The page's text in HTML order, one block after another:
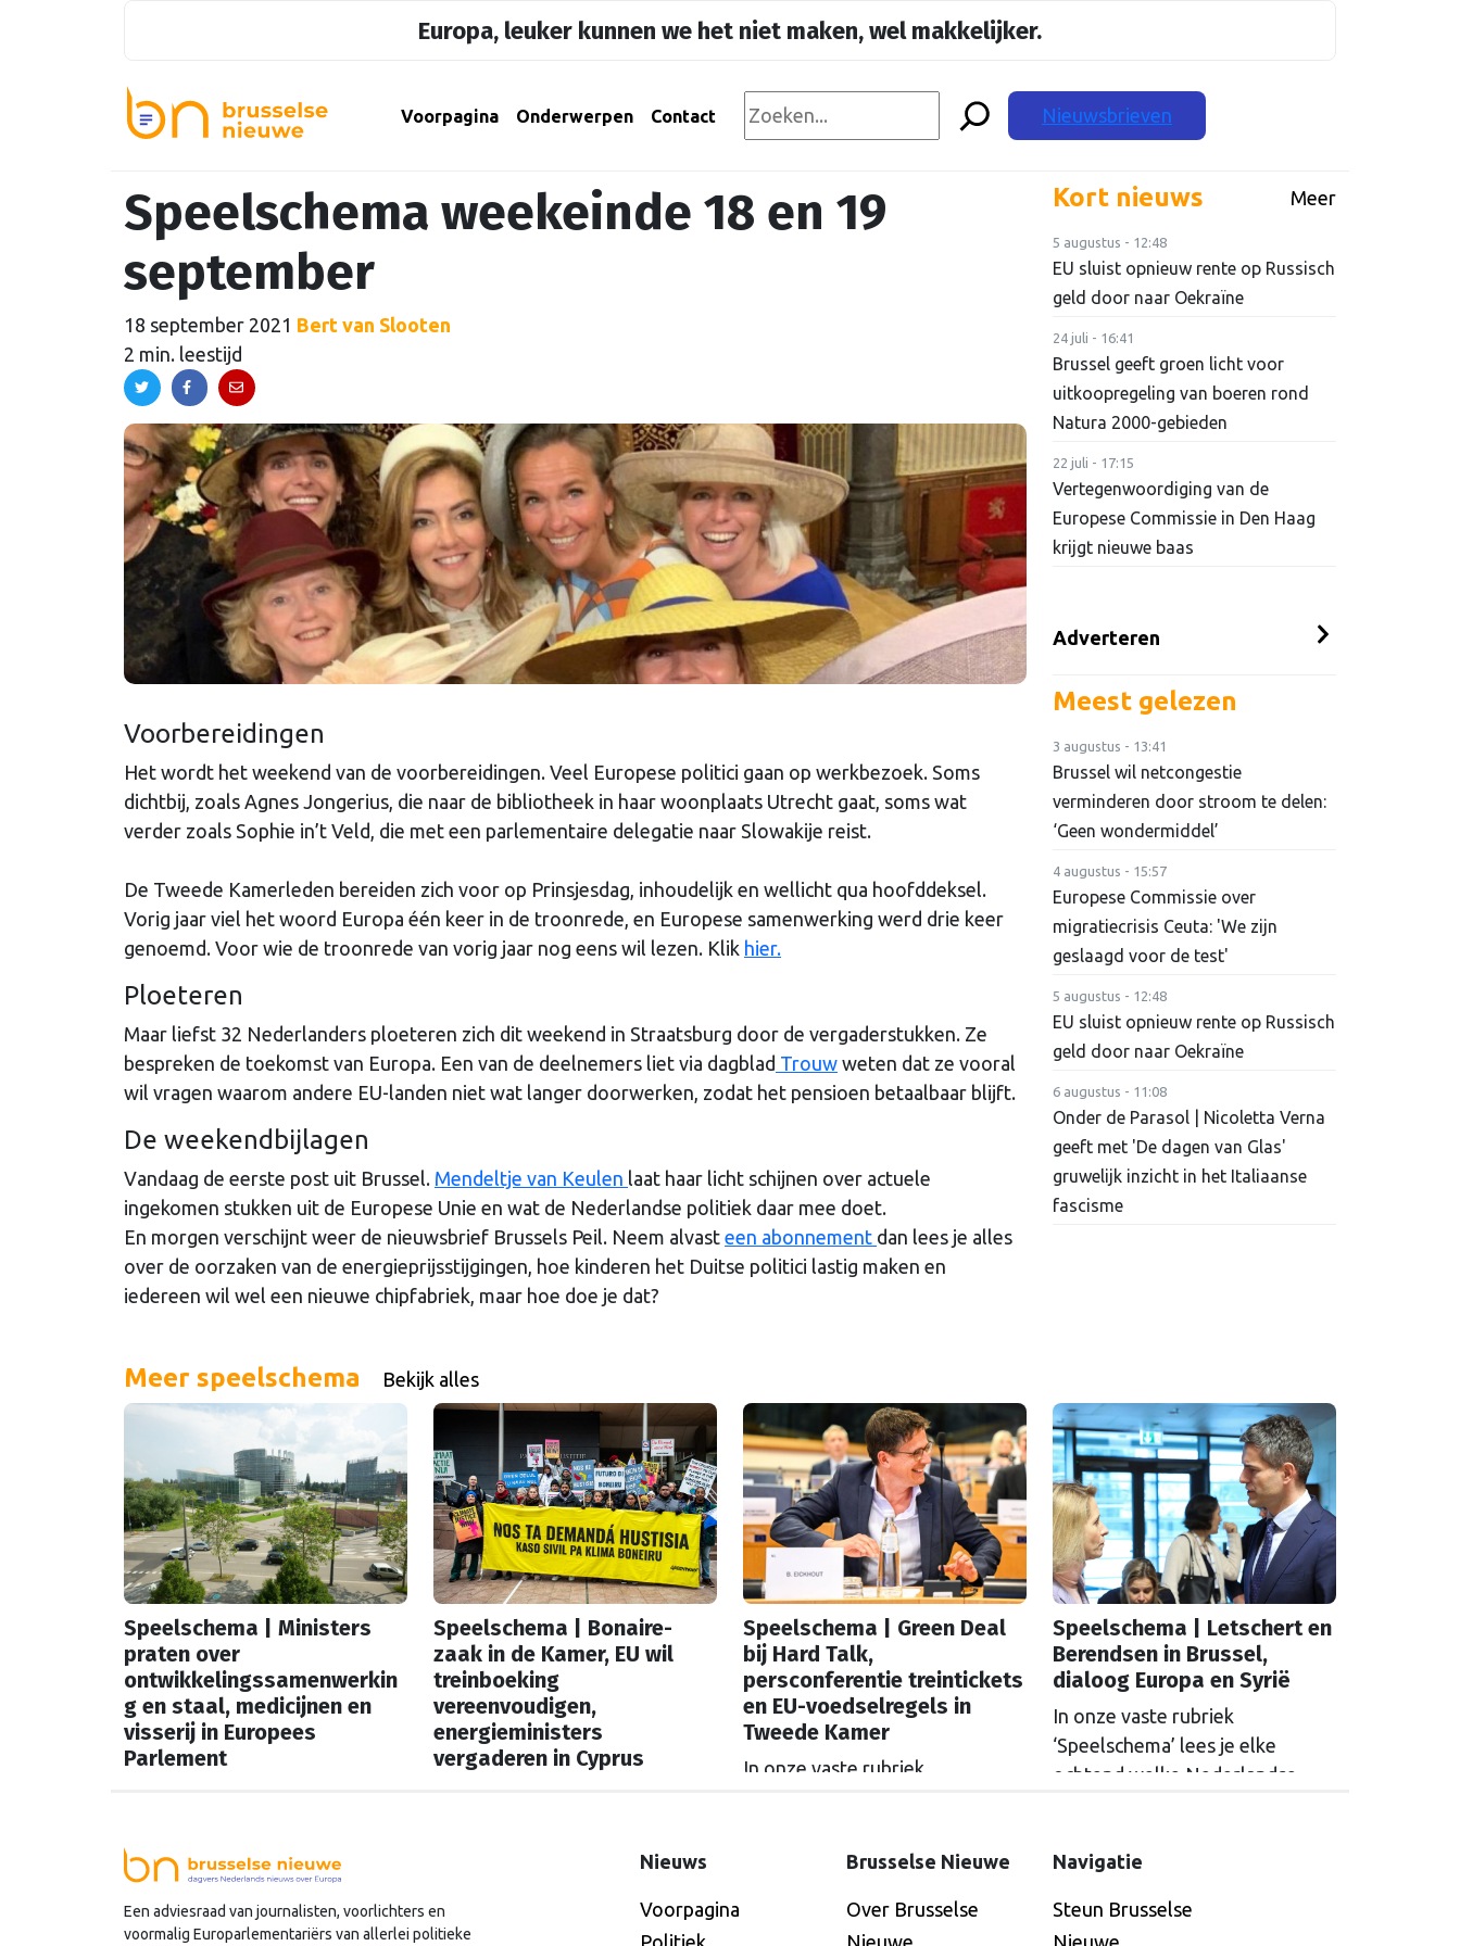
Europa, leuker kunnen we het niet maken, wel makkelijker.
Voorpagina Onderwerpen Contact Nieuwsbrieven
Speelschema weekeinde 18 en 19
september
18 september 2021 Bert van Slooten
2 min. leestijd
Voorbereidingen
Het wordt het weekend van de voorbereidingen. Veel Europese politici gaan op werkbezoek. Soms
dichtbij, zoals Agnes Jongerius, die naar de bibliotheek in haar woonplaats Utrecht gaat, soms wat
verder zoals Sophie in’t Veld, die met een parlementaire delegatie naar Slowakije reist.
De Tweede Kamerleden bereiden zich voor op Prinsjesdag, inhoudelijk en wellicht qua hoofddeksel.
Vorig jaar viel het woord Europa één keer in de troonrede, en Europese samenwerking werd drie keer
genoemd. Voor wie de troonrede van vorig jaar nog eens wil lezen. Klik hier.
Ploeteren
Maar liefst 32 Nederlanders ploeteren zich dit weekend in Straatsburg door de vergaderstukken. Ze
bespreken de toekomst van Europa. Een van de deelnemers liet via dagblad Trouw weten dat ze vooral
wil vragen waarom andere EU-landen niet wat langer doorwerken, zodat het pensioen betaalbaar blijft.
De weekendbijlagen
Vandaag de eerste post uit Brussel. Mendeltje van Keulen laat haar licht schijnen over actuele
ingekomen stukken uit de Europese Unie en wat de Nederlandse politiek daar mee doet.
En morgen verschijnt weer de nieuwsbrief Brussels Peil. Neem alvast een abonnement dan lees je alles
over de oorzaken van de energieprijsstijgingen, hoe kinderen het Duitse politici lastig maken en
iedereen wil wel een nieuwe chipfabriek, maar hoe doe je dat?
Kort nieuws Meer
5 augustus - 12:48
EU sluist opnieuw rente op Russisch
geld door naar Oekraïne
24 juli - 16:41
Brussel geeft groen licht voor
uitkoopregeling van boeren rond
Natura 2000-gebieden
22 juli - 17:15
Vertegenwoordiging van de
Europese Commissie in Den Haag
krijgt nieuwe baas
Adverteren
Meest gelezen
3 augustus - 13:41
Brussel wil netcongestie
verminderen door stroom te delen:
‘Geen wondermiddel’
4 augustus - 15:57
Europese Commissie over
migratiecrisis Ceuta: 'We zijn
geslaagd voor de test'
5 augustus - 12:48
EU sluist opnieuw rente op Russisch
geld door naar Oekraïne
6 augustus - 11:08
Onder de Parasol | Nicoletta Verna
geeft met 'De dagen van Glas'
gruwelijk inzicht in het Italiaanse
fascisme
Meer speelschema Bekijk alles
Speelschema | Ministers
praten over
ontwikkelingssamenwerkin
g en staal, medicijnen en
visserij in Europees
Parlement
ochtend welke Nederlandse
hoofdrolspelers vandaag actief
zijn. Wie spreekt waar in Brussel
of Straatsburg, en wat staat er in
Speelschema | Bonaire-
zaak in de Kamer, EU wil
treinboeking
vereenvoudigen,
energieministers
vergaderen in Cyprus
ochtend welke Nederlandse
zijn. Wie spreekt waar in Brussel
of Straatsburg, en wat staat er in
Speelschema | Green Deal
bij Hard Talk,
persconferentie treintickets
en EU-voedselregels in
Tweede Kamer
In onze vaste rubriek
hoofdrolspelers vandaag actief
of Straatsburg, en wat staat er in
Speelschema | Letschert en
Berendsen in Brussel,
dialoog Europa en Syrië
In onze vaste rubriek
‘Speelschema’ lees je elke
ochtend welke Nederlandse
of Straatsburg, en wat staat er in
Een adviesraad van journalisten, voorlichters en
voormalig Europarlementariërs van allerlei politieke
Nieuws
Voorpagina
Politiek
Brusselse Nieuwe
Over Brusselse
Nieuwe
Navigatie
Steun Brusselse
Nieuwe